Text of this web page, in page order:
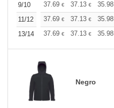
9/10
37.69 € 37.13 € 35.98
11/12
37.69 € 37.13 € 35.98
13/14
37.69 € 37.13 € 35.98
Negro